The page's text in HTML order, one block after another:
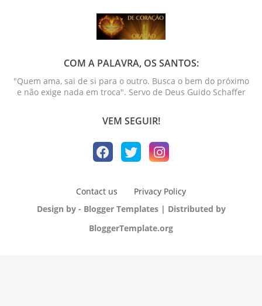
COM A PALAVRA, OS SANTOS:
"Quem ama, sai de si para o outro. Busca o bem do próximo
e não exige nada em troca". Servo de Deus Guido Schaffer
VEM SEGUIR!
Contact us
Privacy Policy
Design by - Blogger Templates | Distributed by
BloggerTemplate.org